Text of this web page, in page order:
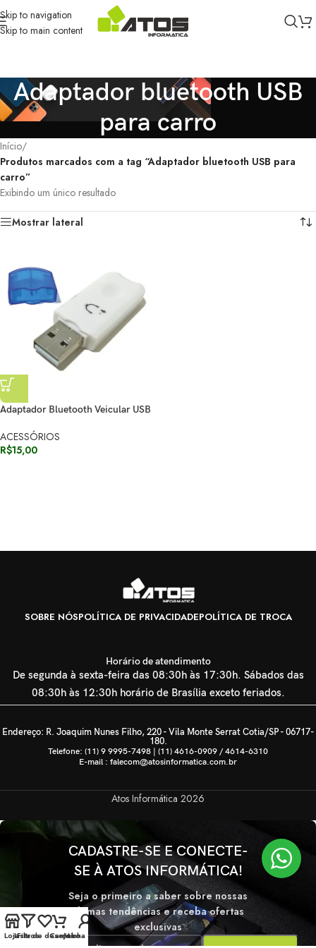
Skip to navigation
Skip to main content
Adaptador bluetooth USB
para carro
Início/
Produtos marcados com a tag “Adaptador bluetooth USB para
carro”
Exibindo um único resultado
Mostrar lateral
Adaptador Bluetooth Veicular USB
ACESSÓRIOS
R$15,00
SOBRE NÓSPOLÍTICA DE PRIVACIDADEPOLÍTICA DE TROCA
Horário de atendimento
De segunda à sexta-feira das 08:30h às 17:30h. Sábados das
08:30h às 12:30h horário de Brasília exceto feriados.
Endereço: R. Joaquim Nunes Filho, 220 - Vila Monte Serrat Cotia/SP - 06717-
180.
Telefone: (11) 9 9995-7498 | (11) 4616-0909 / 4614-6310
E-mail : falecom@atosinformatica.com.br
Atos Informática 2026
CADASTRE-SE E CONECTE-
SE À ATOS INFORMÁTICA!
Seja o primeiro a saber sobre nossas
últimas tendências e receba ofertas
exclusivas
LojaFiltros
Lista de desejos
CarrinhoMinha conta